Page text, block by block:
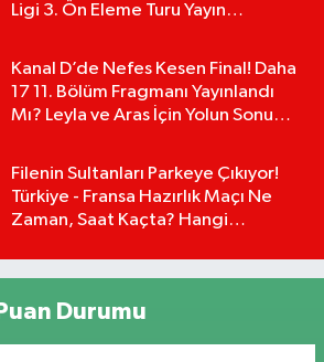
Ligi 3. Ön Eleme Turu Yayın
Kanal D’de Nefes Kesen Final! Daha
17 11. Bölüm Fragmanı Yayınlandı
Mı? Leyla ve Aras İçin Yolun Sonu
Filenin Sultanları Parkeye Çıkıyor!
Türkiye - Fransa Hazırlık Maçı Ne
Zaman, Saat Kaçta? Hangi
Durumu